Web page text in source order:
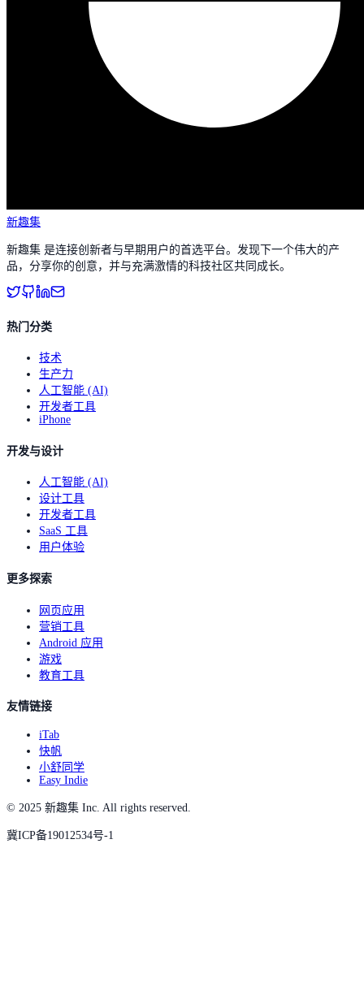
新趣集
新趣集 是连接创新者与早期用户的首选平台。发现下一个伟大的产
品，分享你的创意，并与充满激情的科技社区共同成长。
热门分类
技术
生产力
人工智能 (AI)
开发者工具
iPhone
开发与设计
人工智能 (AI)
设计工具
开发者工具
SaaS 工具
用户体验
更多探索
网页应用
营销工具
Android 应用
游戏
教育工具
友情链接
iTab
快帆
小舒同学
Easy Indie
© 2025 新趣集 Inc. All rights reserved.
冀ICP备19012534号-1